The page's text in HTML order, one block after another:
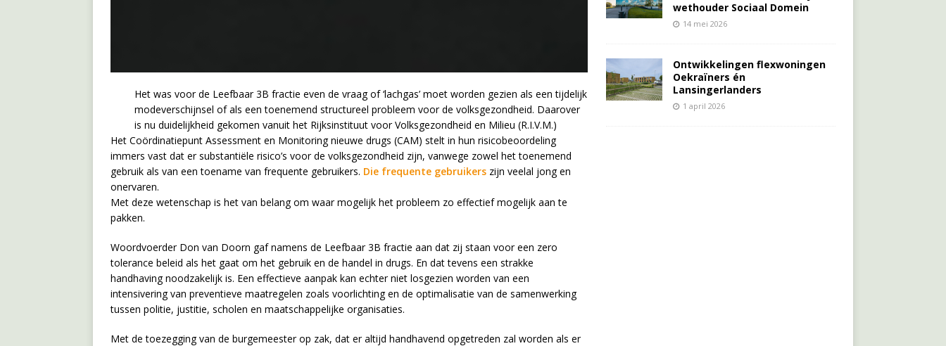
Het was voor de Leefbaar 3B fractie even de vraag of ‘lachgas’ moet worden gezien als een tijdelijk
modeverschijnsel of als een toenemend structureel probleem voor de volksgezondheid. Daarover
is nu duidelijkheid gekomen vanuit het Rijksinstituut voor Volksgezondheid en Milieu (R.I.V.M.)
Het Coördinatiepunt Assessment en Monitoring nieuwe drugs (CAM) stelt in hun risicobeoordeling
immers vast dat er substantiële risico’s voor de volksgezondheid zijn, vanwege zowel het toenemend
gebruik als van een toename van frequente gebruikers. Die frequente gebruikers zijn veelal jong en
onervaren.
Met deze wetenschap is het van belang om waar mogelijk het probleem zo effectief mogelijk aan te
pakken.
Woordvoerder Don van Doorn gaf namens de Leefbaar 3B fractie aan dat zij staan voor een zero
tolerance beleid als het gaat om het gebruik en de handel in drugs. En dat tevens een strakke
handhaving noodzakelijk is. Een effectieve aanpak kan echter niet losgezien worden van een
intensivering van preventieve maatregelen zoals voorlichting en de optimalisatie van de samenwerking
tussen politie, justitie, scholen en maatschappelijke organisaties.
Met de toezegging van de burgemeester op zak, dat er altijd handhavend opgetreden zal worden als er
wethouder Sociaal Domein
14 mei 2026
Ontwikkelingen flexwoningen
Oekraïners én
Lansingerlanders
1 april 2026